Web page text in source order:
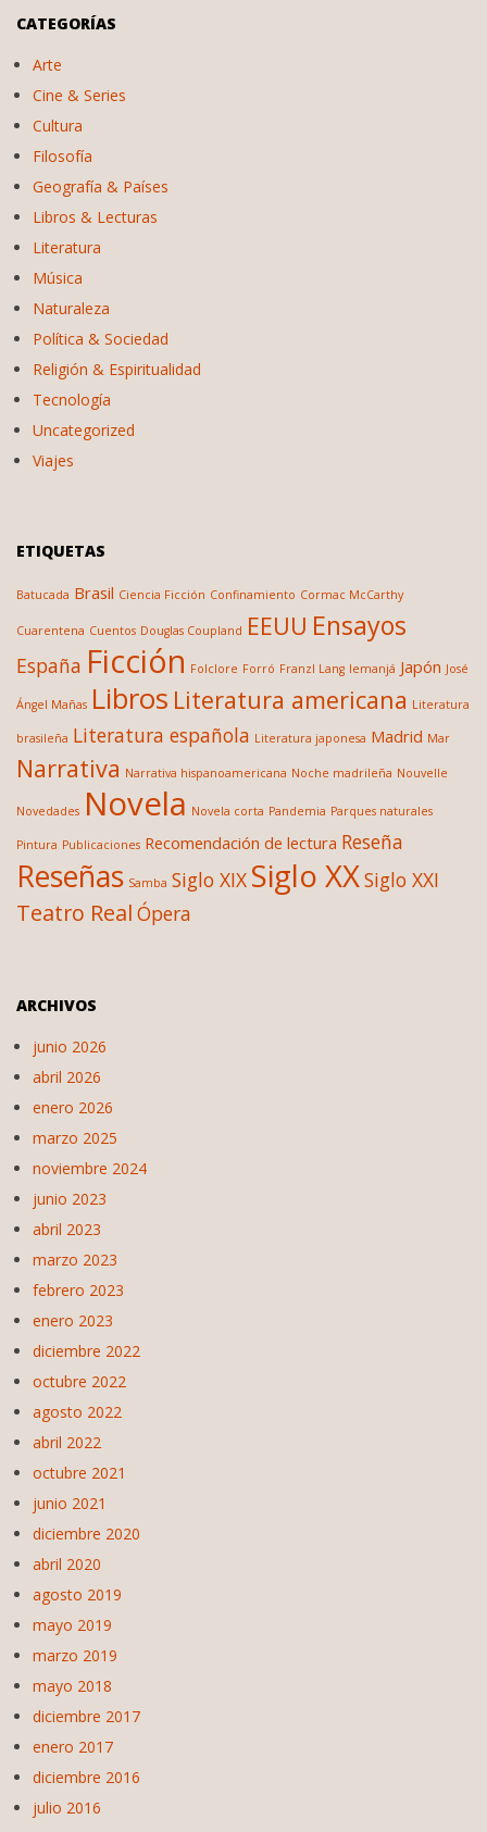
CATEGORÍAS
Arte
Cine & Series
Cultura
Filosofía
Geografía & Países
Libros & Lecturas
Literatura
Música
Naturaleza
Política & Sociedad
Religión & Espiritualidad
Tecnología
Uncategorized
Viajes
ETIQUETAS
Batucada Brasil Ciencia Ficción Confinamiento Cormac McCarthy
Cuarentena Cuentos Douglas Coupland EEUU Ensayos
España Ficción Folclore Forró Franzl Lang Iemanjá Japón José
Ángel Mañas Libros Literatura americana Literatura
brasileña Literatura española Literatura japonesa Madrid Mar
Narrativa Narrativa hispanoamericana Noche madrileña Nouvelle
Novedades Novela Novela corta Pandemia Parques naturales
Pintura Publicaciones Recomendación de lectura Reseña
Reseñas Samba Siglo XIX Siglo XXSiglo XXI
Teatro Real Ópera
ARCHIVOS
junio 2026
abril 2026
enero 2026
marzo 2025
noviembre 2024
junio 2023
abril 2023
marzo 2023
febrero 2023
enero 2023
diciembre 2022
octubre 2022
agosto 2022
abril 2022
octubre 2021
junio 2021
diciembre 2020
abril 2020
agosto 2019
mayo 2019
marzo 2019
mayo 2018
diciembre 2017
enero 2017
diciembre 2016
julio 2016